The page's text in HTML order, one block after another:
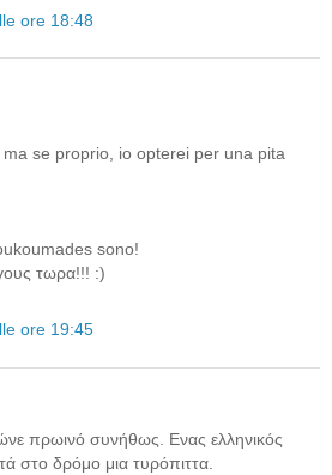
ore 18:48
se proprio, io opterei per una pita
sono!
τωρα!!! :)
ore 19:45
πρωινό συνήθως. Ενας ελληνικός
στο δρόμο μια τυρόπιττα.